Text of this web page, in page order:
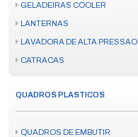
GELADEIRAS COOLER
LANTERNAS
LAVADORA DE ALTA PRESSAO
CATRACAS
QUADROS PLASTICOS
QUADROS DE EMBUTIR